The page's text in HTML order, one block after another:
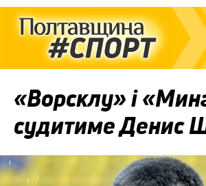
«Ворсклу» і
судитиме Денис